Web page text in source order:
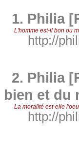
1. Philia
L'homme est-il bon ou
http://
2. Philia
bien et du
La moralité est-elle
http://